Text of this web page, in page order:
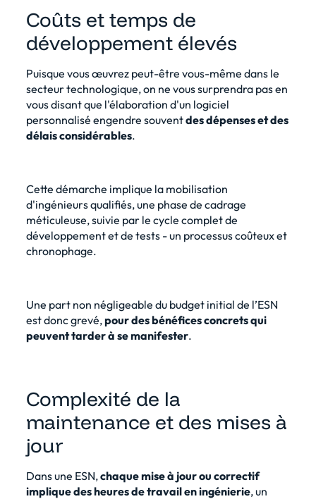
Coûts et temps de
développement élevés
Puisque vous œuvrez peut-être vous-même dans le
secteur technologique, on ne vous surprendra pas en
vous disant que l'élaboration d'un logiciel
personnalisé engendre souventdes dépenses et des
délais considérables.
Cette démarche implique la mobilisation
d'ingénieurs qualifiés, une phase de cadrage
méticuleuse, suivie par le cycle complet de
développement et de tests - un processus coûteux et
chronophage.
Une part non négligeable du budget initial de l’ESN
est donc grevé,pour des bénéfices concrets qui
peuvent tarder à se manifester.
Complexité de la
maintenance et des mises à
jour
Dans une ESN,chaque mise à jour ou correctif
implique des heures de travail en ingénierie, un